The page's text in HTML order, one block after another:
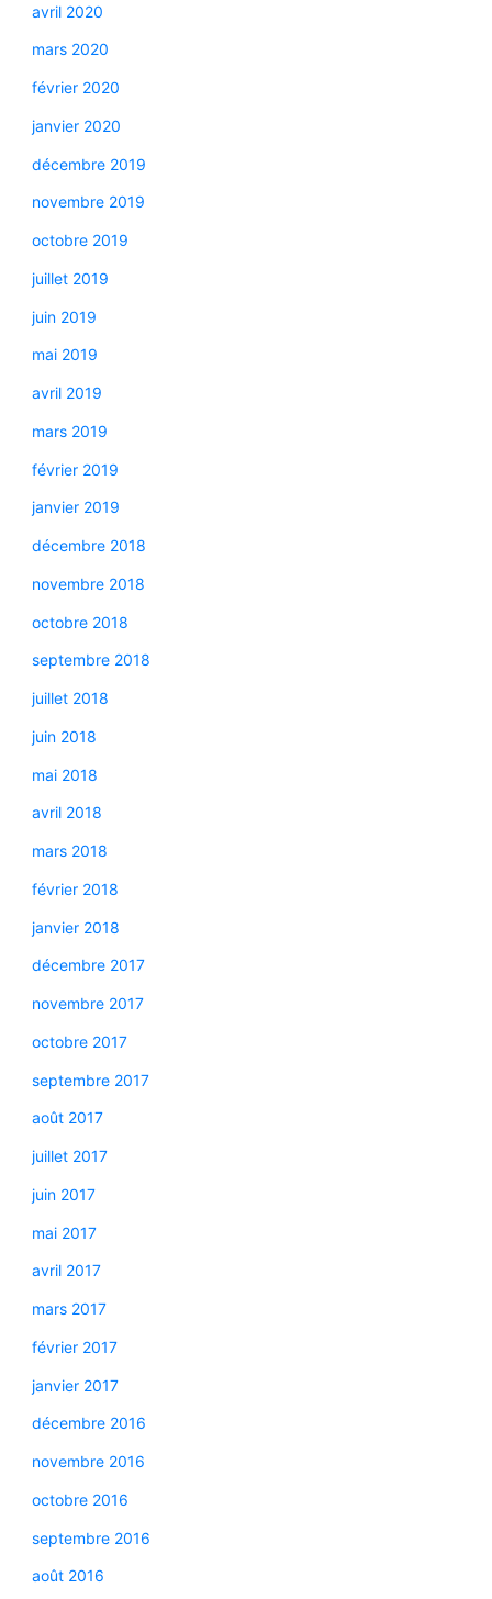
avril 2020
mars 2020
février 2020
janvier 2020
décembre 2019
novembre 2019
octobre 2019
juillet 2019
juin 2019
mai 2019
avril 2019
mars 2019
février 2019
janvier 2019
décembre 2018
novembre 2018
octobre 2018
septembre 2018
juillet 2018
juin 2018
mai 2018
avril 2018
mars 2018
février 2018
janvier 2018
décembre 2017
novembre 2017
octobre 2017
septembre 2017
août 2017
juillet 2017
juin 2017
mai 2017
avril 2017
mars 2017
février 2017
janvier 2017
décembre 2016
novembre 2016
octobre 2016
septembre 2016
août 2016